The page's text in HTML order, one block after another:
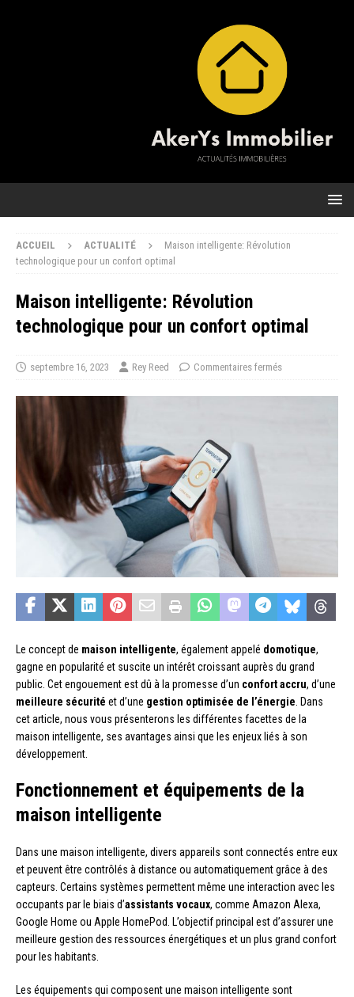
ACCUEIL ACTUALITÉ
Maison intelligente: Révolution
technologique pour un confort optimal
Maison intelligente: Révolution
technologique pour un confort optimal
septembre 16, 2023 Rey Reed Commentaires fermés
Le concept de maison intelligente, également appelé domotique,
gagne en popularité et suscite un intérêt croissant auprès du grand
public. Cet engouement est dû à la promesse d’un confort accru, d’une
meilleure sécurité et d’une gestion optimisée de l’énergie . Dans
cet article, nous vous présenterons les différentes facettes de la
maison intelligente, ses avantages ainsi que les enjeux liés à son
développement.
Fonctionnement et équipements de la
maison intelligente
Dans une maison intelligente, divers appareils sont connectés entre eux
et peuvent être contrôlés à distance ou automatiquement grâce à des
capteurs. Certains systèmes permettent même une interaction avec les
occupants par le biais d’assistants vocaux, comme Amazon Alexa,
Google Home ou Apple HomePod. L’objectif principal est d’assurer une
meilleure gestion des ressources énergétiques et un plus grand confort
pour les habitants.
Les équipements qui composent une maison intelligente sont